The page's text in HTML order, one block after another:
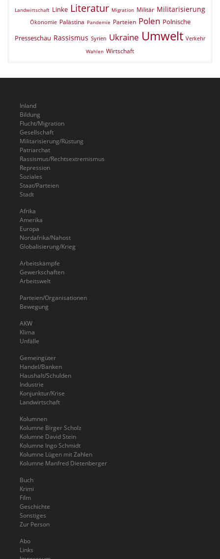
Landwirtschaft Linke Literatur Migration Militär Militarisierung
Ökonomie Palästina Pandemie Parteien Polen Polnische
Presseschau Rassismus Syrien Ukraine Umwelt Verkehr
Wahlen Wirtschaft
Inland
Bildung
Flucht/Migration
Gesellschaft
Militarisierung/Rüstung
Patriarchat
Rassismus/Rechtsextremismus
Repression
Soziales
Staat/Parteien
Stadt
Afrika
Amerika
Europa
Nordafrika/Nahost
Globalisierung/Krieg
Arbeitskämpfe
Gewerkschaften
Arbeitswelt
Parteien/Organisationen
Bewegung
AKW
Klima
Unfälle
Gemeingüter
Handel/Banken
Haushalt/Schulden
Industrie
Konjunktur/Krise
Landwirtschaft
Kolumnen
Kolumne Birger Scholz
Kolumne David Stein
Kolumne Ingo Schmidt
Kolumne Lügen mit Zahlen
Kolumne Manfred Dietenberger
Buch
Krimi
Film
Geschichte
Sonstiges
Zur Person
Abo
Links